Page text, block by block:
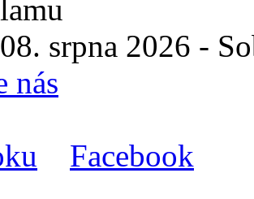
08. srpna 2026 -
Facebook